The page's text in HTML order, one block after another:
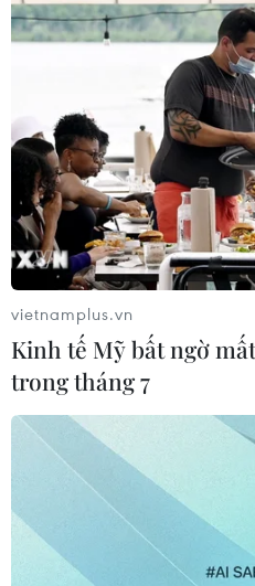
vietnamplus.vn
Kinh tế Mỹ bất ngờ
trong tháng 7